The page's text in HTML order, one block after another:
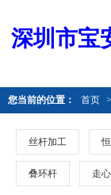
深圳市宝
您当前的位置： 首页 >
丝杆加工
叠环杆 走